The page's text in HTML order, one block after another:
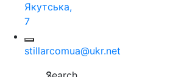
Якутська,
7
stillarcomua@ukr.net